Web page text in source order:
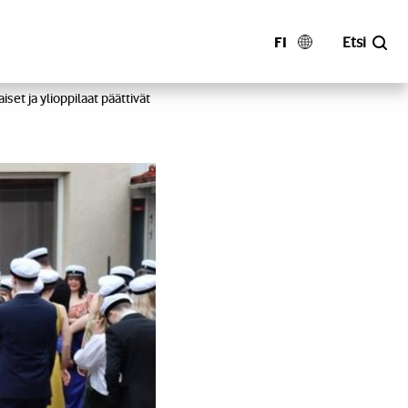
FI Etsi
ja ylioppilaat päättivät